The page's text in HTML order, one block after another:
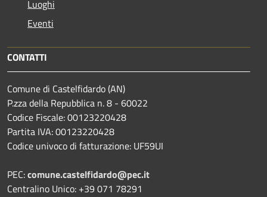
Luoghi
Eventi
CONTATTI
Comune di Castelfidardo (AN)
P.zza della Repubblica n. 8 - 60022
Codice Fiscale: 00123220428
Partita IVA: 00123220428
Codice univoco di fatturazione: UF59UI
PEC:comune.castelfidardo@pec.it
Centralino Unico: +39 071 78291